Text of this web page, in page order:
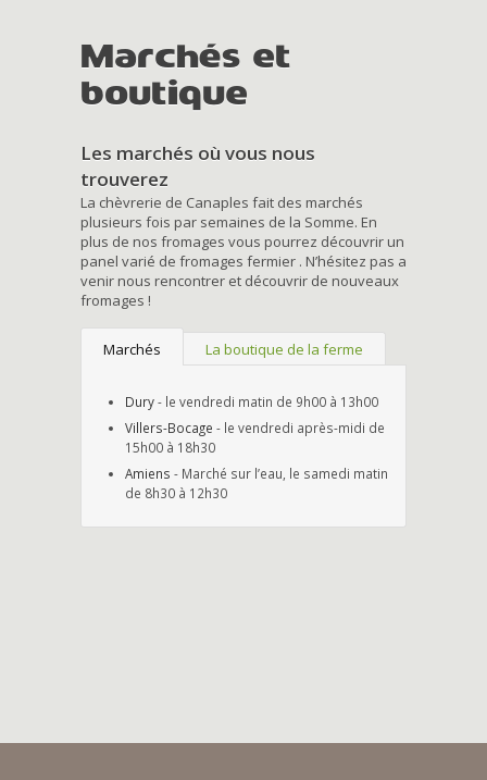
Marchés et
boutique
Les marchés où vous nous
trouverez
La chèvrerie de Canaples fait des marchés
plusieurs fois par semaines de la Somme. En
plus de nos fromages vous pourrez découvrir un
panel varié de fromages fermier . N’hésitez pas a
venir nous rencontrer et découvrir de nouveaux
fromages !
Marchés La boutique de la ferme
Dury- le vendredi matin de 9h00 à 13h00
Villers-Bocage - le vendredi après-midi de
15h00 à 18h30
Amiens - Marché sur l’eau, le samedi matin
de 8h30 à 12h30